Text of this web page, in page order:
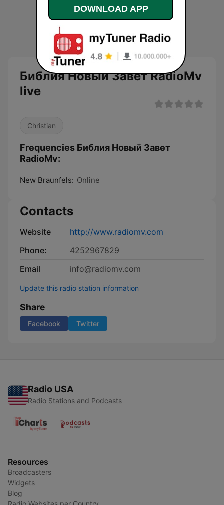
Библия Новый Завет RadioMv
live
Christian
Frequencies Библия Новый Завет
RadioMv:
New Braunfels: Online
Contacts
Website
http://www.radiomv.com
Phone:
4252967829
Email
info@radiomv.com
Update this radio station information
Share
Facebook Twitter
Radio USA
Radio Stations and Podcasts
Resources
Broadcasters
Widgets
Blog
DOWNLOAD APP